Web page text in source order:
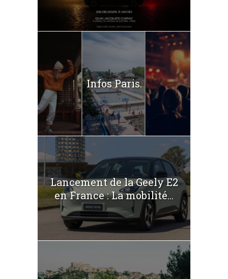
Infos Paris.
Lancement de la Geely E2
en France : La mobilité...